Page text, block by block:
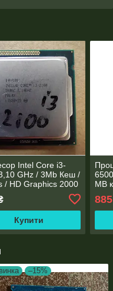
Intel Core i3-
GHz / 3Mb Кеш /
/ HD Graphics 2000
Купити
MB
885
–15%